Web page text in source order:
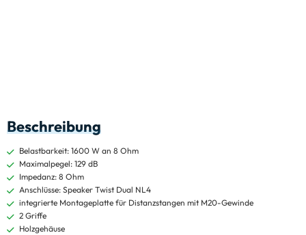
Beschreibung
Belastbarkeit: 1600 W an 8 Ohm
Maximalpegel: 129 dB
Impedanz: 8 Ohm
Anschlüsse: Speaker Twist Dual NL4
integrierte Montageplatte für Distanzstangen mit M20-Gewinde
2 Griffe
Holzgehäuse